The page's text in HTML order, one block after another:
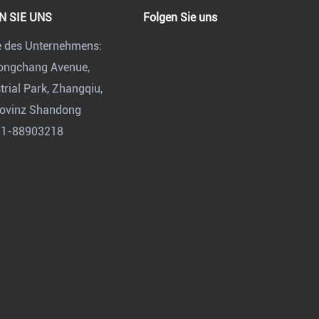
SIE UNS
des Unternehmens:
Avenue,
Park, Zhangqiu,
Shandong
88903218
Folgen Sie uns